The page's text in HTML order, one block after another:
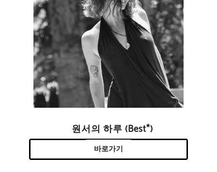
원서의 하루 (Best*)
바로가기